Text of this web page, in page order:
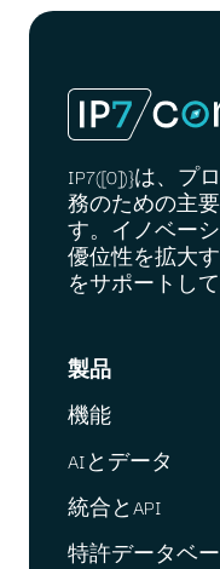
IP7([0])}は、プ
務のための主
す。イノベー
優位性を拡大
をサポートして
製品
機能
AIとデータ
統合とAPI
特許データベ